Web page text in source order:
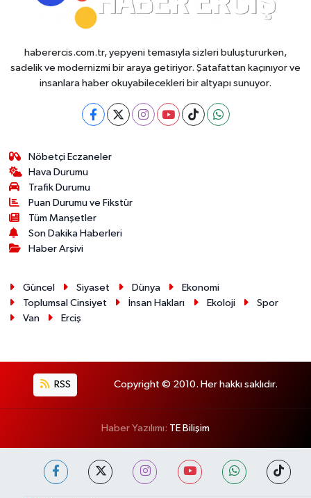
haberercis.com.tr, yepyeni temasıyla sizleri buluştururken,
sadelik ve modernizmi bir araya getiriyor. Şatafattan kaçınıyor ve
insanlara haber okuyabilecekleri bir altyapı sunuyor.
Nöbetçi Eczaneler
Hava Durumu
Trafik Durumu
Puan Durumu ve Fikstür
Tüm Manşetler
Son Dakika Haberleri
Haber Arşivi
Güncel Siyaset Dünya
Ekonomi
Toplumsal Cinsiyet
İnsan Hakları Ekoloji
Spor
Van
Erciş
RSS Copyright © 2010. Her hakkı saklıdır.
Haber Yazılımı: TE Bilişim